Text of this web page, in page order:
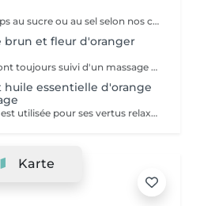
Gommage complet du corps au sucre ou au sel selon nos créations du moment suivi d'une douche.
brun et fleur d'oranger
Les gommages du corps sont toujours suivi d'un massage à l'huile chaude.
huile essentielle d'orange
L'huile essentielle d'orange est utilisée pour ses vertus relaxantes et apaisantes. Elle aide à lutter contre le stress et facilite l'endormissement. Les gommages du corps sont suivis d'un massage complet à l'huile chaude.
Karte